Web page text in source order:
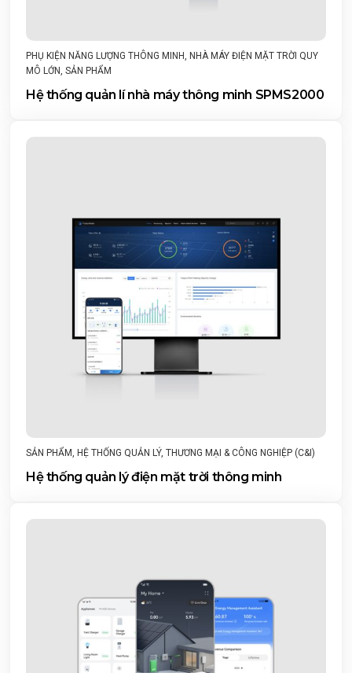
PHỤ KIỆN NĂNG LƯỢNG THÔNG MINH, NHÀ MÁY ĐIỆN MẶT TRỜI QUY
MÔ LỚN, SẢN PHẨM
Hệ thống quản lí nhà máy thông minh SPMS2000
SẢN PHẨM, HỆ THỐNG QUẢN LÝ, THƯƠNG MẠI & CÔNG NGHIỆP (C&I)
Hệ thống quản lý điện mặt trời thông minh